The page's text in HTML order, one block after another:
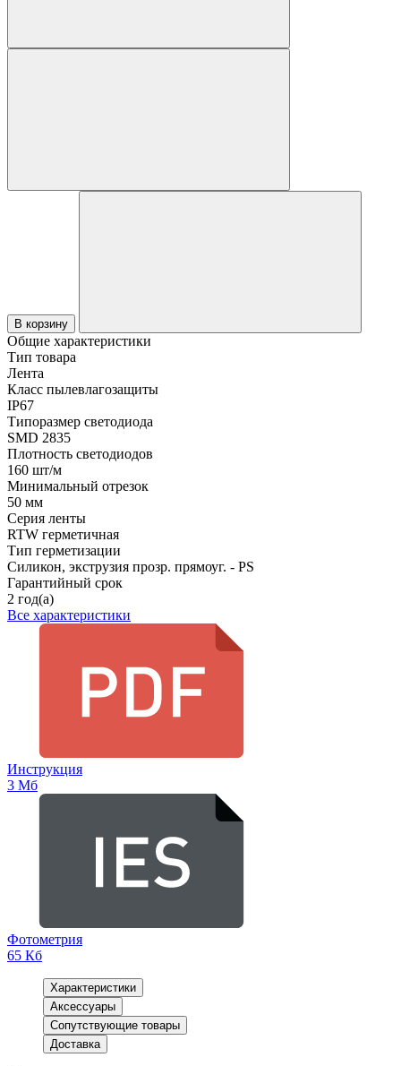
В корзину
Общие характеристики
Тип товара
Лента
Класс пылевлагозащиты
IP67
Типоразмер светодиода
SMD 2835
Плотность светодиодов
160 шт/м
Минимальный отрезок
50 мм
Серия ленты
RTW герметичная
Тип герметизации
Силикон, экструзия прозр. прямоуг. - PS
Гарантийный срок
2 год(а)
Все характеристики
Инструкция
3 Мб
Фотометрия
65 Кб
Характеристики
Аксессуары
Сопутствующие товары
Доставка